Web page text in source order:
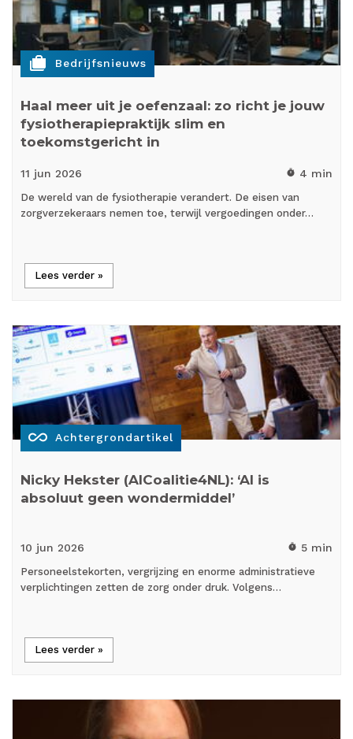
cases Bedrijfsnieuws
Haal meer uit je oefenzaal: zo richt je jouw
fysiotherapiepraktijk slim en
toekomstgericht in
11 jun 2026 timer 4 min
De wereld van de fysiotherapie verandert. De eisen van
zorgverzekeraars nemen toe, terwijl vergoedingen onder…
Lees verder »
all_inclusive Achtergrondartikel
Nicky Hekster (AICoalitie4NL): ‘AI is
absoluut geen wondermiddel’
10 jun 2026 timer 5 min
Personeelstekorten, vergrijzing en enorme administratieve
verplichtingen zetten de zorg onder druk. Volgens…
Lees verder »